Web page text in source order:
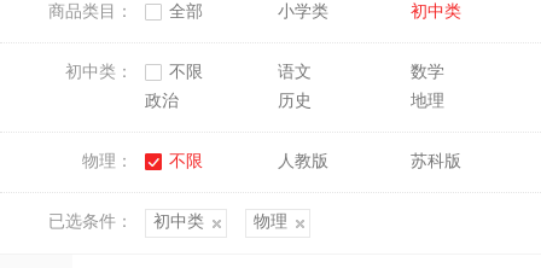
商品类目： 全部 小学类 初中类
初中类： 不限 语文
数学
政治
历史 地理
物理： 不限 人教版 苏科版
已选条件： 初中类 物理